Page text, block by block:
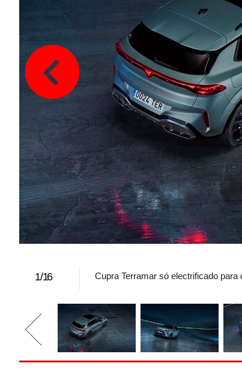
1/16 Cupra Terramar só electrificado